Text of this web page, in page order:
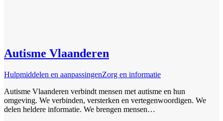
Autisme Vlaanderen
Hulpmiddelen en aanpassingenZorg en informatie
Autisme Vlaanderen verbindt mensen met autisme en hun
omgeving. We verbinden, versterken en vertegenwoordigen. We
delen heldere informatie. We brengen mensen…